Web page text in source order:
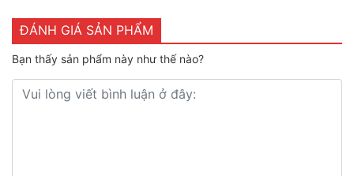
ĐÁNH GIÁ SẢN PHẨM
Bạn thấy sản phẩm này như thế nào?